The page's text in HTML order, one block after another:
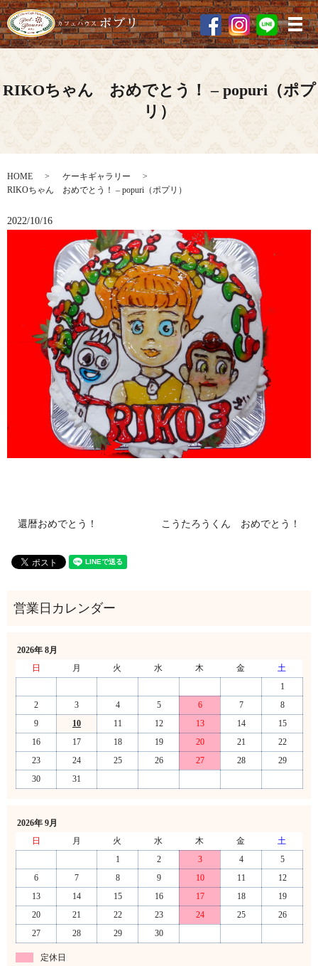
メ
RIKOちゃん おめでとう！ – popuri（ポプ
リ）
HOME
ケーキギャラリー
RIKOちゃん おめでとう！ – popuri（ポプリ）
2022/10/16
還暦おめでとう！ こうたろうくん おめでとう！
2026年 8月
日
月 火 水 木 金
土
1
2
3 4 5 6 7
8
9
10 11 12 13 14
15
16
17 18 19 20 21
22
23
24 25 26 27 28
29
30
31
2026年 9月
日
月 火 水 木 金
土
1
2 3 4
5
6
7 8 9 10 11
12
13
14 15 16 17 18
19
20
21 22 23 24 25
26
27
28 29 30
定休日